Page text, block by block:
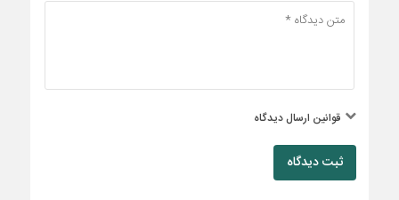
قوانین ارسال دیدگاه
ثبت دیدگاه